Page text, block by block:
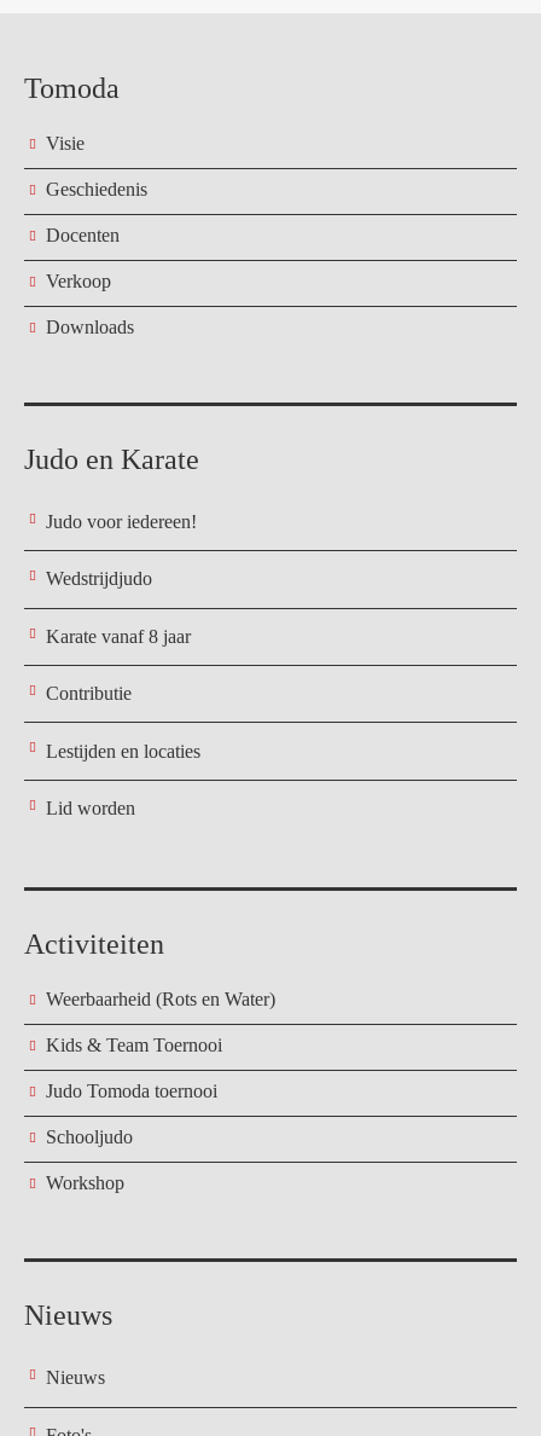
Tomoda
Visie
Geschiedenis
Docenten
Verkoop
Downloads
Judo en Karate
Judo voor iedereen!
Wedstrijdjudo
Karate vanaf 8 jaar
Contributie
Lestijden en locaties
Lid worden
Activiteiten
Weerbaarheid (Rots en Water)
Kids & Team Toernooi
Judo Tomoda toernooi
Schooljudo
Workshop
Nieuws
Nieuws